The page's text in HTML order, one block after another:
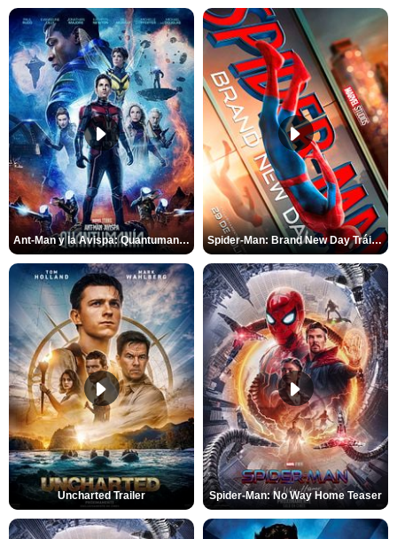
Ant-Man y la Avispa: Quantumanía Tráiler (2) Spider-Man: Brand New Day Tráiler (3)
Uncharted Trailer Spider-Man: No Way Home Teaser